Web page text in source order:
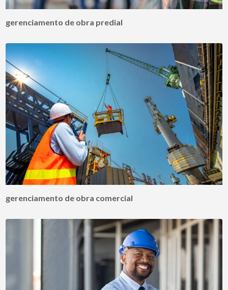
gerenciamento de obra predial
gerenciamento de obra comercial